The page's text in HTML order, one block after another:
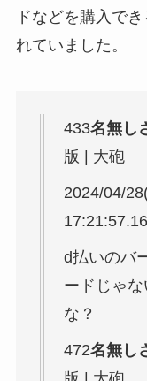
ドなどを購入で
れていました。
433名無し
版 | 大砲
2024/04/
d払いのバ
ードじゃ
な？
472名無し